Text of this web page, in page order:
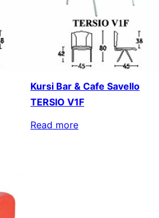
Kursi Bar & Cafe Savello
TERSIO V1F
Read more